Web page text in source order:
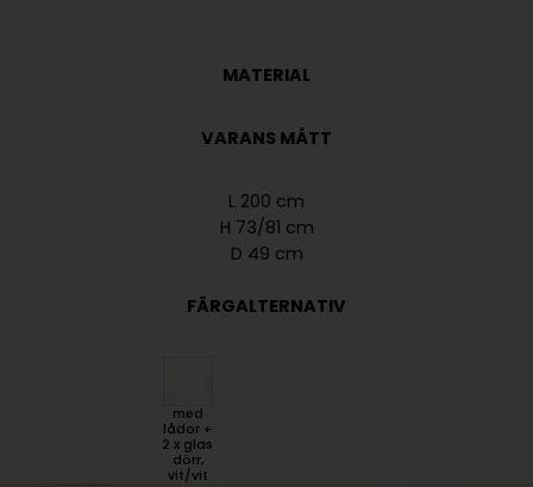
MATERIAL
VARANS MÅTT
L 200 cm
H 73/81 cm
D 49 cm
FÄRGALTERNATIV
med
lådor +
2 x glas
dörr,
vit/vit